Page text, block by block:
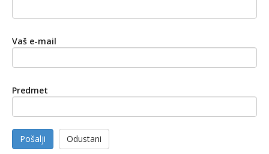
Vaš e-mail
Predmet
Pošalji Odustani